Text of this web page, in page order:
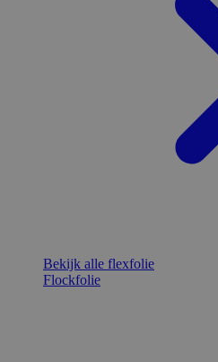
Bekijk alle flexfolie
Flockfolie